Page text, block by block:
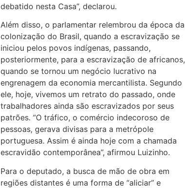
debatido nesta Casa”, declarou.
Além disso, o parlamentar relembrou da época da
colonização do Brasil, quando a escravização se
iniciou pelos povos indígenas, passando,
posteriormente, para a escravização de africanos,
quando se tornou um negócio lucrativo na
engrenagem da economia mercantilista. Segundo
ele, hoje, vivemos um retrato do passado, onde
trabalhadores ainda são escravizados por seus
patrões. “O tráfico, o comércio indecoroso de
pessoas, gerava divisas para a metrópole
portuguesa. Assim é ainda hoje com a chamada
escravidão contemporânea”, afirmou Luizinho.
Para o deputado, a busca de mão de obra em
regiões distantes é uma forma de “aliciar” e